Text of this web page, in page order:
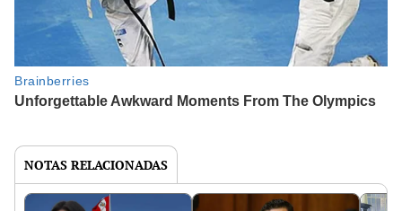
NOTAS RELACIONADAS